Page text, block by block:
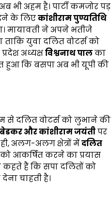
भी अहम है। पार्टी कमजोर पड़
के लिएकांशीराम पुण्यतिथि
मायावती ने अपने भतीजे
ताकि युवा दलित वोटर्स को
अध्यक्षविश्वनाथ पालका
हुआ कि बसपा अब भी यूपी की
से दलित वोटर्स को लुभाने की
और कांशीराम जयंतीपर
अलग-अलग क्षेत्रों मेंदलित
को आकर्षित करने का प्रयास
कहते हैं कि सपा दलितों को
चाहती है।